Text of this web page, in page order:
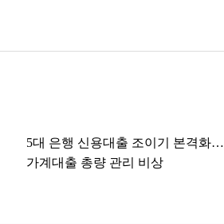
5대 은행 신용대출 조이기 본격화…
가계대출 총량 관리 비상